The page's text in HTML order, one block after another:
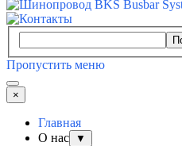
Пропустить меню
×
Главная
О нас
▼